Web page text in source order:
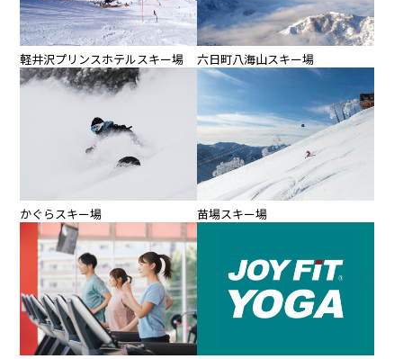
軽井沢プリンスホテルスキー場 六日町八海山スキー場
かぐらスキー場 苗場スキー場